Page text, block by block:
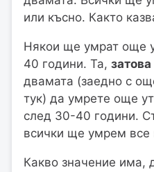
или късно. Както
Някои ще умрат още
40 години. Та,
двамата (заедно с
тук) да умрете още
след 30-40 години.
всички ще умрем все
Какво значение има,